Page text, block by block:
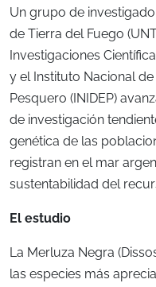
Un grupo de
de Tierra del Fuego
Investigaciones
y el Instituto Nacional
Pesquero (INIDEP)
de investigación
genética de las
registran en el mar
sustentabilidad del
El estudio
La Merluza Negra
las especies más